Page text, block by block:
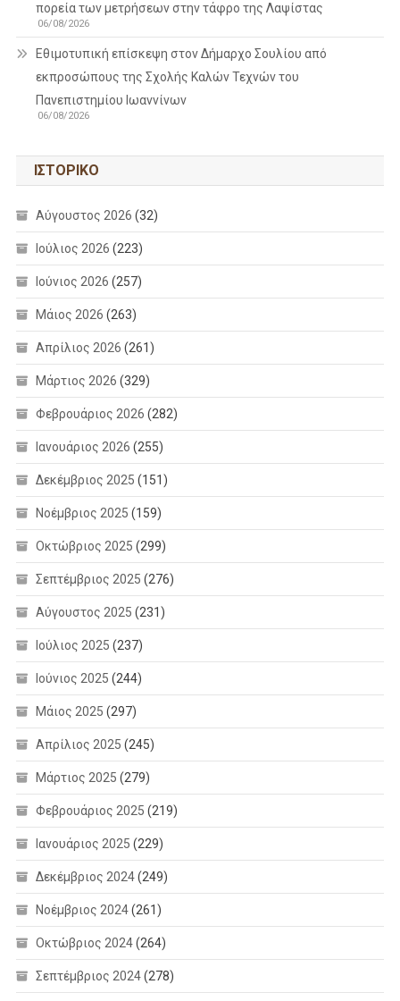
πορεία των μετρήσεων στην τάφρο της Λαψίστας
06/08/2026
Εθιμοτυπική επίσκεψη στον Δήμαρχο Σουλίου από
εκπροσώπους της Σχολής Καλών Τεχνών του
Πανεπιστημίου Ιωαννίνων
06/08/2026
ΙΣΤΟΡΙΚΌ
Αύγουστος 2026 (32)
Ιούλιος 2026 (223)
Ιούνιος 2026 (257)
Μάιος 2026 (263)
Απρίλιος 2026 (261)
Μάρτιος 2026 (329)
Φεβρουάριος 2026 (282)
Ιανουάριος 2026 (255)
Δεκέμβριος 2025 (151)
Νοέμβριος 2025 (159)
Οκτώβριος 2025 (299)
Σεπτέμβριος 2025 (276)
Αύγουστος 2025 (231)
Ιούλιος 2025 (237)
Ιούνιος 2025 (244)
Μάιος 2025 (297)
Απρίλιος 2025 (245)
Μάρτιος 2025 (279)
Φεβρουάριος 2025 (219)
Ιανουάριος 2025 (229)
Δεκέμβριος 2024(249)
Νοέμβριος 2024(261)
Οκτώβριος 2024(264)
Σεπτέμβριος 2024(278)